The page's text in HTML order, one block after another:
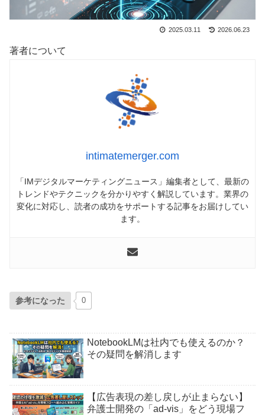
2025.03.11 2026.06.23
著者について
intimatemerger.com
「IMデジタルマーケティングニュース」編集者として、最新の
トレンドやテクニックを分かりやすく解説しています。業界の
変化に対応し、読者の成功をサポートする記事をお届けしてい
ます。
参考になった 0
NotebookLMは社内でも使えるのか？
その疑問を解消します
【広告表現の差し戻しが止まらない】
弁護士開発の「ad-vis」をどう現場フ